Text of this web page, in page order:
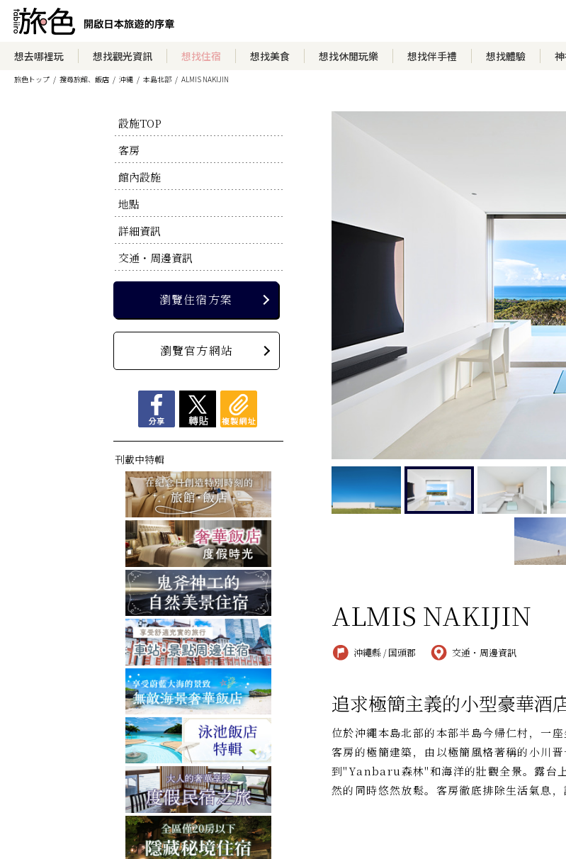
想去哪裡玩 想找觀光資訊 想找住宿 想找美食 想找休閒玩樂 想找伴手禮 想找體驗
旅色トップ 搜尋旅館、飯店 沖縄 本島北部 ALMIS NAKIJIN
設施TOP
客房
館內設施
地點
詳細資訊
交通・周邊資訊
瀏覽住宿方案
瀏覽官方網站
刊載中特輯
瀏覽住宿方案
瀏覽官方網站
ALMIS NAKIJIN
沖繩縣 / 国頭郡 交通・周邊資訊
追求極簡主義的小型豪華酒
位於沖繩本島北部的本部半島今帰仁村，一
客房的極簡建築，由以極簡風格著稱的小川
到"Yanbaru森林"和海洋的壯觀全景。露台
然的同時悠然放鬆。客房徹底排除生活氣息